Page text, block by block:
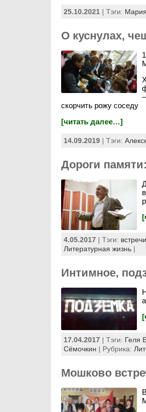
25.10.2021 | Тэги:
О куснулах,
скорчить рожу соседу
[читать далее…]
14.09.2019| Тэги:
Дороги
4.05.2017| Тэги:
Литературная жизнь|
Интимное,
17.04.2017| Тэги: Геля
Сёмочкин | Рубрика:
Мошково